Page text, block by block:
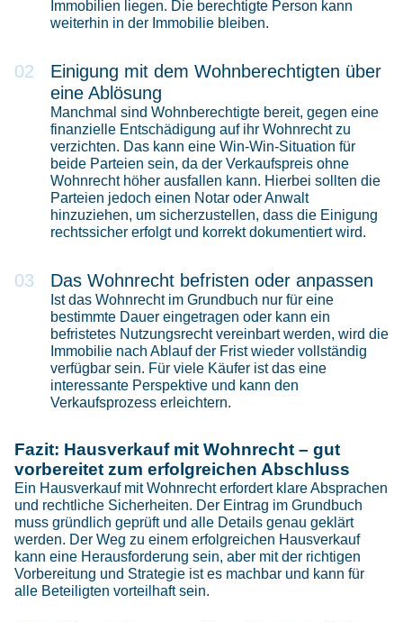
Immobilien liegen. Die berechtigte Person kann
weiterhin in der Immobilie bleiben.
Einigung mit dem Wohnberechtigten über
eine Ablösung
Manchmal sind Wohnberechtigte bereit, gegen eine
finanzielle Entschädigung auf ihr Wohnrecht zu
verzichten. Das kann eine Win-Win-Situation für
beide Parteien sein, da der Verkaufspreis ohne
Wohnrecht höher ausfallen kann. Hierbei sollten die
Parteien jedoch einen Notar oder Anwalt
hinzuziehen, um sicherzustellen, dass die Einigung
rechtssicher erfolgt und korrekt dokumentiert wird.
Das Wohnrecht befristen oder anpassen
Ist das Wohnrecht im Grundbuch nur für eine
bestimmte Dauer eingetragen oder kann ein
befristetes Nutzungsrecht vereinbart werden, wird die
Immobilie nach Ablauf der Frist wieder vollständig
verfügbar sein. Für viele Käufer ist das eine
interessante Perspektive und kann den
Verkaufsprozess erleichtern.
Fazit: Hausverkauf mit Wohnrecht – gut
vorbereitet zum erfolgreichen Abschluss
Ein Hausverkauf mit Wohnrecht erfordert klare Absprachen
und rechtliche Sicherheiten. Der Eintrag im Grundbuch
muss gründlich geprüft und alle Details genau geklärt
werden. Der Weg zu einem erfolgreichen Hausverkauf
kann eine Herausforderung sein, aber mit der richtigen
Vorbereitung und Strategie ist es machbar und kann für
alle Beteiligten vorteilhaft sein.